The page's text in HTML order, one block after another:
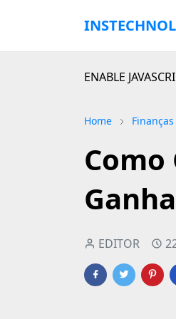
ENABLE
Home
EDITOR